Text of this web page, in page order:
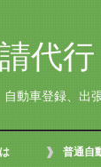
代
動車登録、出
普通自